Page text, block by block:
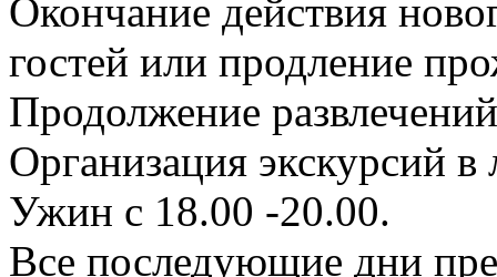
Окончание действия
гостей или продление
Продолжение
Организация экскурсий
Ужин с 18.00 -20.00.
Все последующие дни